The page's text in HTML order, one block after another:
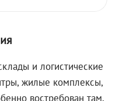
и логистические
жилые комплексы,
востребован там,